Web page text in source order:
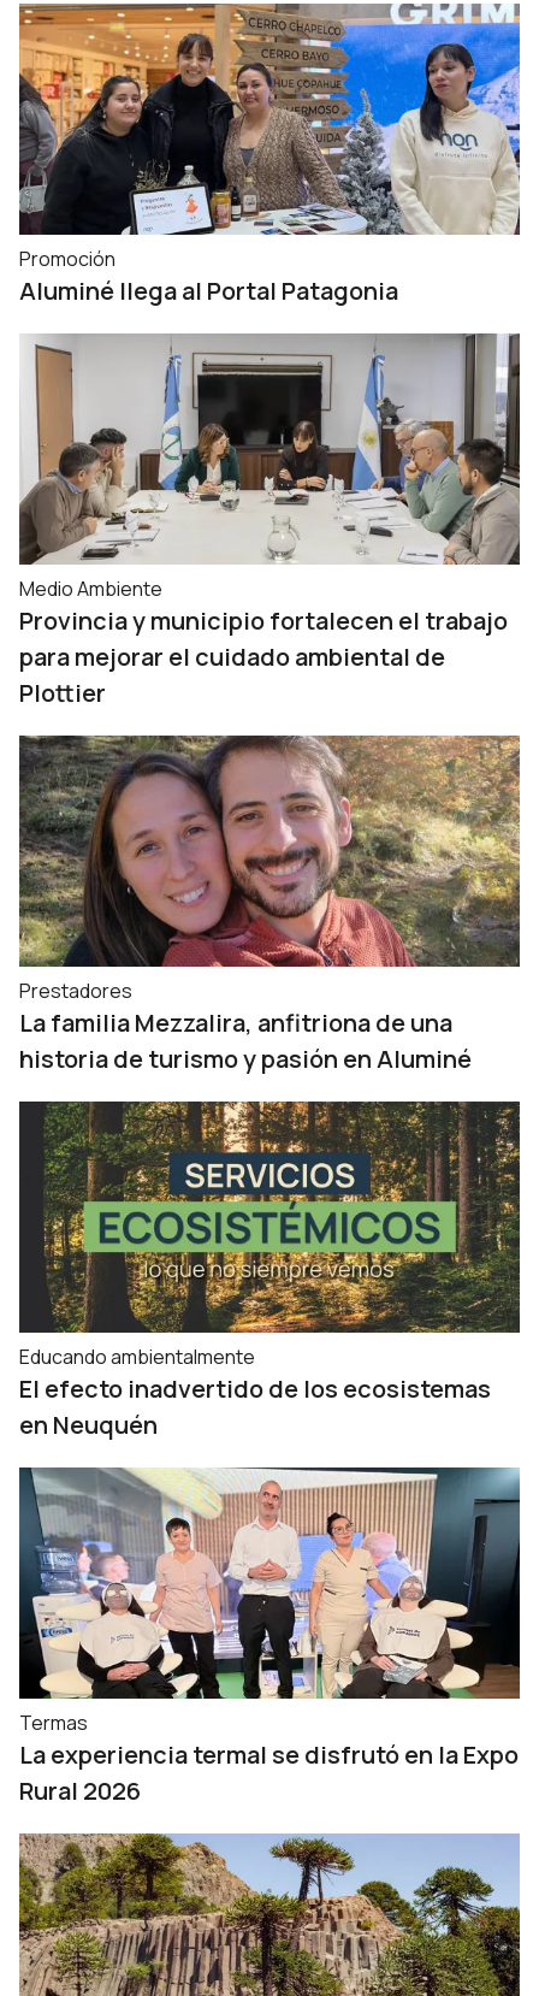
Promoción
Aluminé llega al Portal Patagonia
Medio Ambiente
Provincia y municipio fortalecen el trabajo
para mejorar el cuidado ambiental de
Plottier
Prestadores
La familia Mezzalira, anfitriona de una
historia de turismo y pasión en Aluminé
Educando ambientalmente
El efecto inadvertido de los ecosistemas
en Neuquén
Termas
La experiencia termal se disfrutó en la Expo
Rural 2026